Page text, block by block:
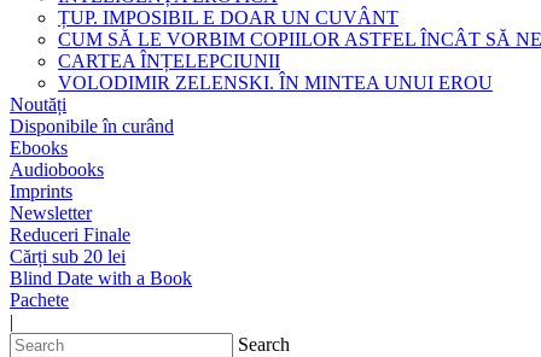
ȚUP. IMPOSIBIL E DOAR UN CUVÂNT
CUM SĂ LE VORBIM COPIILOR ASTFEL ÎNCÂT SĂ
CARTEA ÎNȚELEPCIUNII
VOLODIMIR ZELENSKI. ÎN MINTEA UNUI EROU
Noutăți
Disponibile în curând
Ebooks
Audiobooks
Imprints
Newsletter
Reduceri Finale
Cărți sub 20 lei
Blind Date with a Book
Pachete
|
Search